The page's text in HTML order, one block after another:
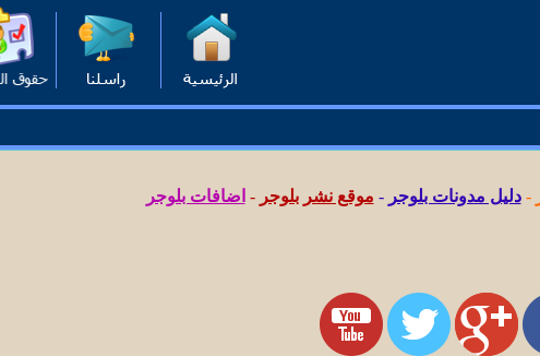
-دليل مدونات بلوجر - موقع نشر بلوجر - اضافات بلوجر